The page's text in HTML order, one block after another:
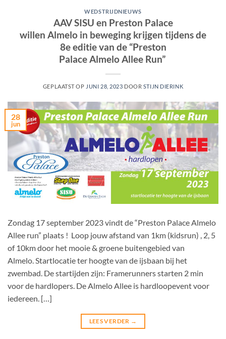
WEDSTRIJDNIEUWS
AAV SISU en Preston Palace
willen Almelo in beweging krijgen tijdens de
8e editie van de “Preston
Palace Almelo Allee Run”
GEPLAATST OP JUNI 28, 2023 DOOR STIJN DIERINK
28
jun
Zondag 17 september 2023 vindt de “Preston Palace Almelo
Allee run” plaats ! Loop jouw afstand van 1km (kidsrun) , 2, 5
of 10km door het mooie & groene buitengebied van
Almelo. Startlocatie ter hoogte van de ijsbaan bij het
zwembad. De startijden zijn: Framerunners starten 2 min
voor de hardlopers. De Almelo Allee is hardloopevent voor
iedereen. […]
LEES VERDER →